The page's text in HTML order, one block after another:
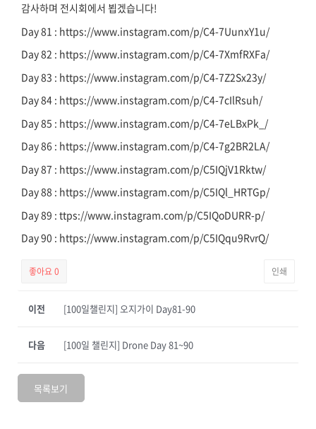
감사하며 전시회에서 뵙겠습니다!
Day 81 : https://www.instagram.com/p/C4-7UunxY1u/
Day 82 : https://www.instagram.com/p/C4-7XmfRXFa/
Day 83 : https://www.instagram.com/p/C4-7Z2Sx23y/
Day 84 : https://www.instagram.com/p/C4-7cIlRsuh/
Day 85 : https://www.instagram.com/p/C4-7eLBxPk_/
Day 86 : https://www.instagram.com/p/C4-7g2BR2LA/
Day 87 : https://www.instagram.com/p/C5IQjV1Rktw/
Day 88 : https://www.instagram.com/p/C5IQl_HRTGp/
Day 89 : ttps://www.instagram.com/p/C5IQoDURR-p/
Day 90 : https://www.instagram.com/p/C5IQqu9RvrQ/
좋아요0 인쇄
이전 [100일챌린지] 오지가이 Day81-90
[100일 챌린지] Drone Day 81~90
다음
목록보기